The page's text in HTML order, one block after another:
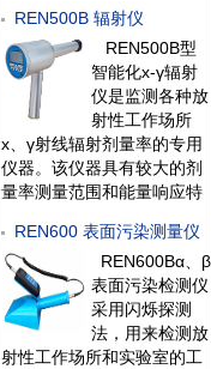
能、低能γ射线外，还能对低
能X射线进行准确的测量，
具有良好的能量响应特性。
此外通过配套的RenR
REN500B 辐射仪
REN500B型
智能化х-γ辐射
仪是监测各种放
射性工作场所
х、γ射线辐射剂量率的专用
仪器。该仪器具有较大的剂
量率测量范围和能量响应特
RenRiRate剂量率管理软件
可将存储的数据读出后分
析。该仪器广泛用于卫生、
环保、冶金、石油、化工、
医院、加速器、工业探伤
REN600 表面污染测量仪
REN600Bα、β
表面污染检测仪
采用闪烁探测
法，用来检测放
射性工作场所和实验室的工